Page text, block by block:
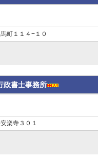
町１１４−１０
政書士事務所
楽寺３０１